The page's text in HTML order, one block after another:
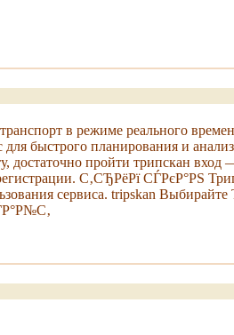
в режиме реального
быстрого планирования и
пройти трипскан вход
С‚СЂРёРї СЃРєР°РЅ
сервиса. tripskan Выбирайте